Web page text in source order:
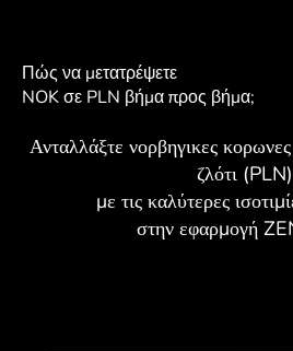
Πώς να μετατρέψετε
NOK σε PLN βήμα προς βήμα;
Ανταλλάξτε νορβηγικες
ζλότι (PLN)
με τις καλύτερες
στην εφαρμογή